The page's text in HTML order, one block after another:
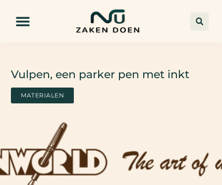
Vulpen, een parker pen met inkt
MATERIALEN